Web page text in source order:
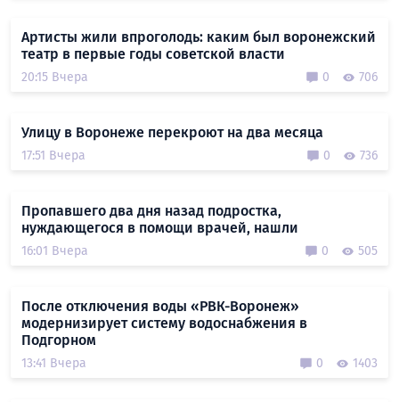
Артисты жили впроголодь: каким был воронежский
театр в первые годы советской власти
20:15 Вчера 0 706
Улицу в Воронеже перекроют на два месяца
17:51 Вчера 0 736
Пропавшего два дня назад подростка,
нуждающегося в помощи врачей, нашли
16:01 Вчера 0 505
После отключения воды «РВК-Воронеж»
модернизирует систему водоснабжения в
Подгорном
13:41 Вчера 0 1403